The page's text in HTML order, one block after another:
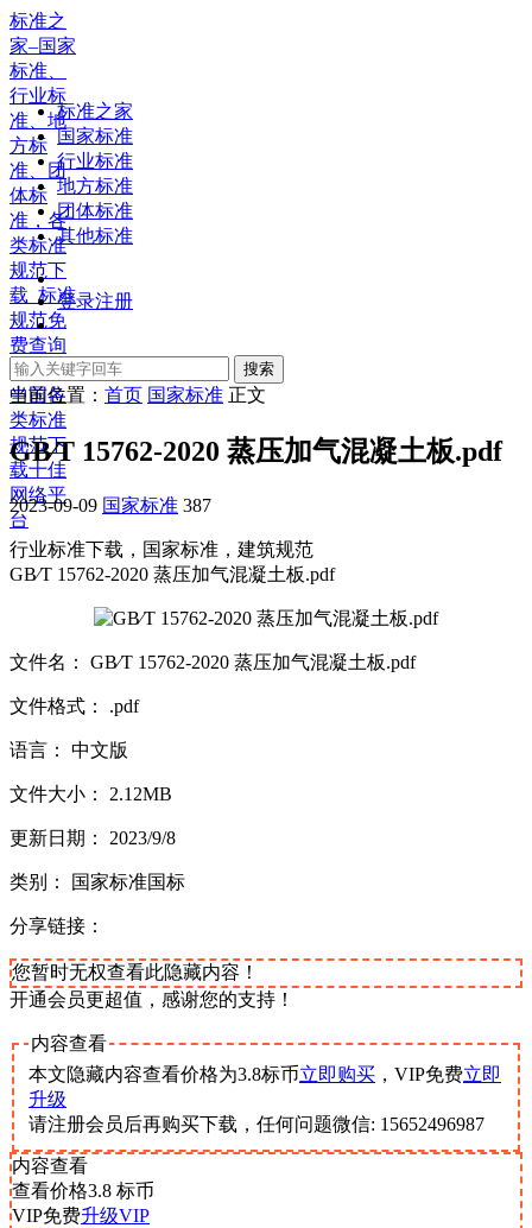
标准之
家–国家
标准、
行业标
准、地
方标
准、团
体标
准，各
类标准
规范下
载_标准
规范免
费查询
下载，
中国各
类标准
规范下
载十佳
网络平
台
标准之家
国家标准
行业标准
地方标准
团体标准
其他标准
登录注册
搜索
当前位置： 首页 国家标准 正文
GB∕T 15762-2020 蒸压加气混凝土板.pdf
2023-09-09 国家标准 387
行业标准下载，国家标准，建筑规范
GB∕T 15762-2020 蒸压加气混凝土板.pdf
文件名： GB∕T 15762-2020 蒸压加气混凝土板.pdf
文件格式： .pdf
语言： 中文版
文件大小： 2.12MB
更新日期： 2023/9/8
类别： 国家标准国标
分享链接：
您暂时无权查看此隐藏内容！
开通会员更超值，感谢您的支持！
内容查看
本文隐藏内容查看价格为3.8标币立即购买 ，VIP免费立即
升级
请注册会员后再购买下载，任何问题微信: 15652496987
内容查看
查看价格3.8 标币
VIP免费升级VIP